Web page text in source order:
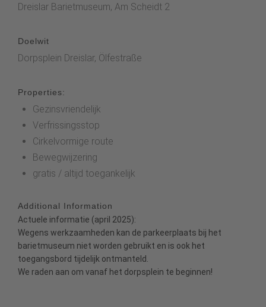
Dreislar Barietmuseum, Am Scheidt 2
Doelwit
Dorpsplein Dreislar, Ölfestraße
Properties:
Gezinsvriendelijk
Verfrissingsstop
Cirkelvormige route
Bewegwijzering
gratis / altijd toegankelijk
Additional Information
Actuele informatie (april 2025):
Wegens werkzaamheden kan de parkeerplaats bij het
barietmuseum niet worden gebruikt en is ook het
toegangsbord tijdelijk ontmanteld.
We raden aan om vanaf het dorpsplein te beginnen!